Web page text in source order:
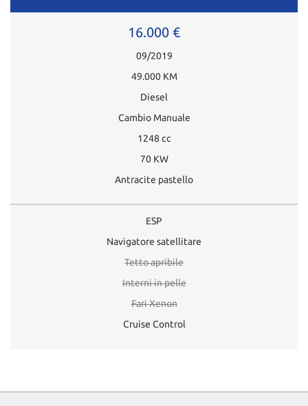
16.000 €
09/2019
49.000 KM
Diesel
Cambio Manuale
1248 cc
70 KW
Antracite pastello
ESP
Navigatore satellitare
Tetto apribile
Interni in pelle
Fari Xenon
Cruise Control